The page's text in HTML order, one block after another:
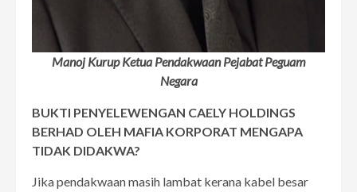
Manoj Kurup Ketua Pendakwaan Pejabat Peguam
Negara
BUKTI PENYELEWENGAN CAELY HOLDINGS
BERHAD OLEH MAFIA KORPORAT MENGAPA
TIDAK DIDAKWA?
Jika pendakwaan masih lambat kerana kabel besar